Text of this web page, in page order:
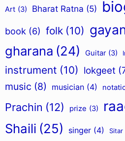
Art (3) Bharat Ratna (5)
book (6) folk (10)
gharana (24) Guitar (3)
instrument (10) lokgeet
music (8) musician (4)
Prachin (12) prize (3)
Shaili (25) singer (4) Sitar